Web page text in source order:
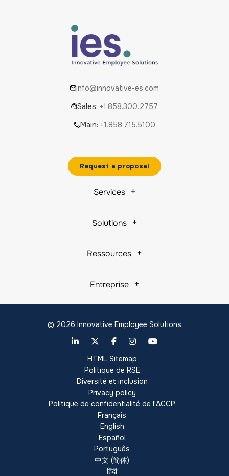
info@innovative-es.com
Sales: +1.858.300.2757
Main: +1.858.715.5100
Request a proposal
Services
Solutions
Ressources
Entreprise
© 2026 Innovative Employee Solutions
HTML Sitemap
Politique de RSE
Diversité et inclusion
Privacy policy
Politique de confidentialité de l'ACCP
Français
English
Español
Português
中文 (简体)
हिंदी